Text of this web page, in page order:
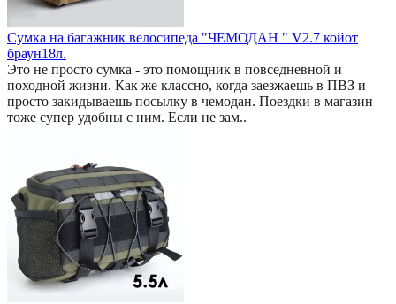
Сумка на багажник велосипеда "ЧЕМОДАН " V2.7 койот
браун18л.
Это не просто сумка - это помощник в повседневной и
походной жизни. Как же классно, когда заезжаешь в ПВЗ и
просто закидываешь посылку в чемодан. Поездки в магазин
тоже супер удобны с ним. Если не зам..